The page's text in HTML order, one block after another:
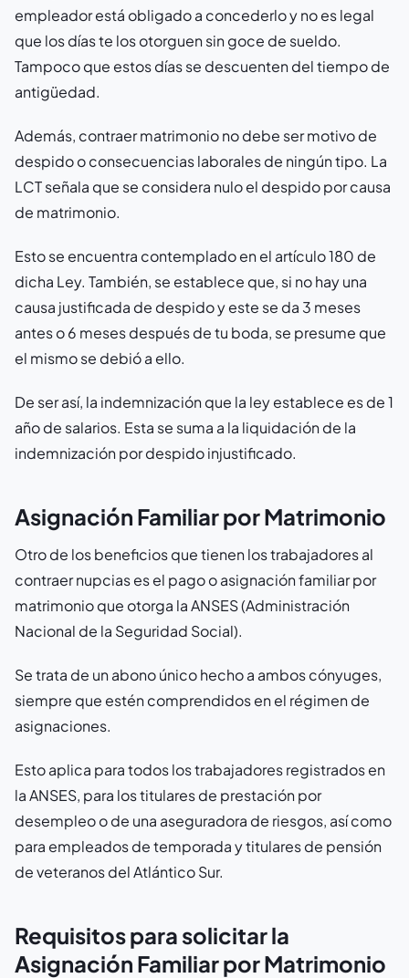
empleador está obligado a concederlo y no es legal
que los días te los otorguen sin goce de sueldo.
Tampoco que estos días se descuenten del tiempo de
antigüedad.
Además, contraer matrimonio no debe ser motivo de
despido o consecuencias laborales de ningún tipo. La
LCT señala que se considera nulo el despido por causa
de matrimonio.
Esto se encuentra contemplado en el artículo 180 de
dicha Ley. También, se establece que, si no hay una
causa justificada de despido y este se da 3 meses
antes o 6 meses después de tu boda, se presume que
el mismo se debió a ello.
De ser así, la indemnización que la ley establece es de 1
año de salarios. Esta se suma a la liquidación de la
indemnización por despido injustificado.
Asignación Familiar por Matrimonio
Otro de los beneficios que tienen los trabajadores al
contraer nupcias es el pago o asignación familiar por
matrimonio que otorga la ANSES (Administración
Nacional de la Seguridad Social).
Se trata de un abono único hecho a ambos cónyuges,
siempre que estén comprendidos en el régimen de
asignaciones.
Esto aplica para todos los trabajadores registrados en
la ANSES, para los titulares de prestación por
desempleo o de una aseguradora de riesgos, así como
para empleados de temporada y titulares de pensión
de veteranos del Atlántico Sur.
Requisitos para solicitar la
Asignación Familiar por Matrimonio